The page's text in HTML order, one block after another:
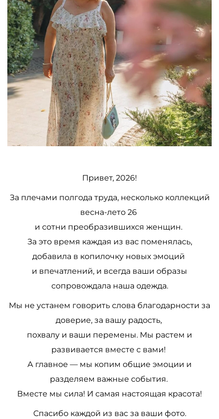
Привет, 2026!
За плечами полгода труда, несколько коллекций
весна-лето 26
и сотни преобразившихся женщин.
За это время каждая из вас поменялась,
добавила в копилочку новых эмоций
и впечатлений, и всегда ваши образы
сопровождала наша одежда.
Мы не устанем говорить слова благодарности за
доверие, за вашу радость,
похвалу и ваши перемены. Мы растем и
развивается вместе с вами!
А главное — мы копим общие эмоции и
разделяем важные события.
Вместе мы сила! И самая настоящая красота!
Спасибо каждой из вас за ваши фото.